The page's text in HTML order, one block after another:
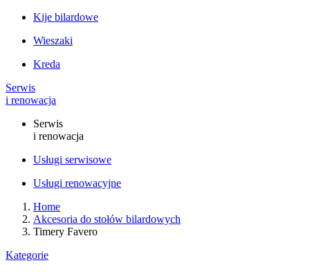
Kije bilardowe
Wieszaki
Kreda
Serwis
i renowacja
Serwis
i renowacja
Usługi serwisowe
Usługi renowacyjne
Home
Akcesoria do stołów bilardowych
Timery Favero
Kategorie